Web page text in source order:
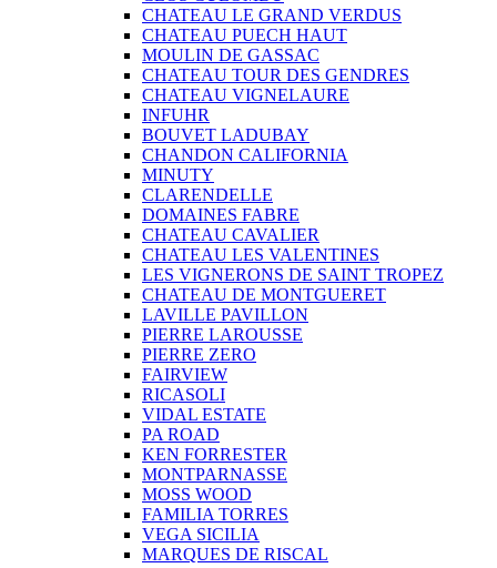
CHATEAU LE GRAND VERDUS
CHATEAU PUECH HAUT
MOULIN DE GASSAC
CHATEAU TOUR DES GENDRES
CHATEAU VIGNELAURE
INFUHR
BOUVET LADUBAY
CHANDON CALIFORNIA
MINUTY
CLARENDELLE
DOMAINES FABRE
CHATEAU CAVALIER
CHATEAU LES VALENTINES
LES VIGNERONS DE SAINT TROPEZ
CHATEAU DE MONTGUERET
LAVILLE PAVILLON
PIERRE LAROUSSE
PIERRE ZERO
FAIRVIEW
RICASOLI
VIDAL ESTATE
PA ROAD
KEN FORRESTER
MONTPARNASSE
MOSS WOOD
FAMILIA TORRES
VEGA SICILIA
MARQUES DE RISCAL